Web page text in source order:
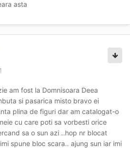
asta
am fost la Domnisoara Deea
si pasarica misto bravo ei
plina de figuri dar am catalogat-o
cu care poti sa vorbesti orice
sa o sun azi ..hop nr blocat
spune bloc scara.. ajung sun iar imi